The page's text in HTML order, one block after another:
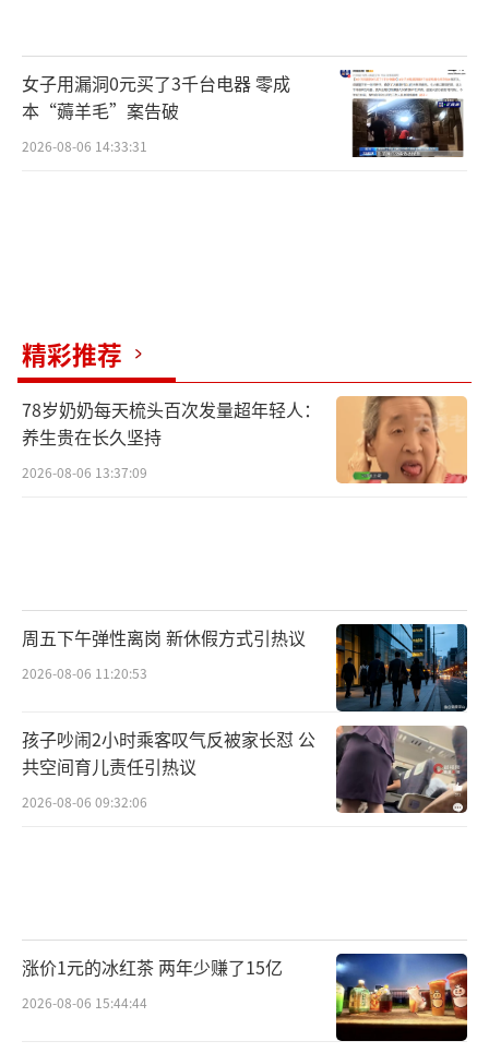
女子用漏洞0元买了3千台电器 零成
本“薅羊毛”案告破
2026-08-06 14:33:31
精彩推荐
78岁奶奶每天梳头百次发量超年轻人：
养生贵在长久坚持
2026-08-06 13:37:09
周五下午弹性离岗 新休假方式引热议
2026-08-06 11:20:53
孩子吵闹2小时乘客叹气反被家长怼 公
共空间育儿责任引热议
2026-08-06 09:32:06
涨价1元的冰红茶 两年少赚了15亿
2026-08-06 15:44:44